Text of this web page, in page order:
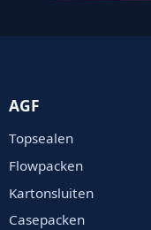
AGF
Topsealen
Flowpacken
Kartonsluiten
Casepacken